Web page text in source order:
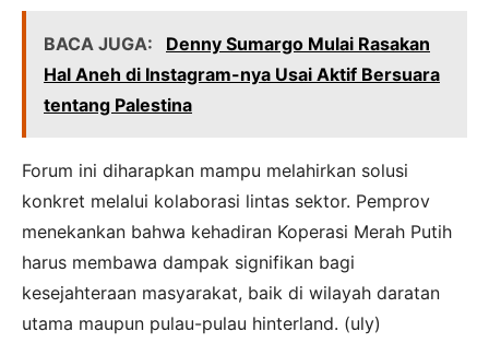
BACA JUGA:
Denny Sumargo Mulai Rasakan
Hal Aneh di Instagram-nya Usai Aktif Bersuara
tentang Palestina
Forum ini diharapkan mampu melahirkan solusi
konkret melalui kolaborasi lintas sektor. Pemprov
menekankan bahwa kehadiran Koperasi Merah Putih
harus membawa dampak signifikan bagi
kesejahteraan masyarakat, baik di wilayah daratan
utama maupun pulau-pulau hinterland. (uly)